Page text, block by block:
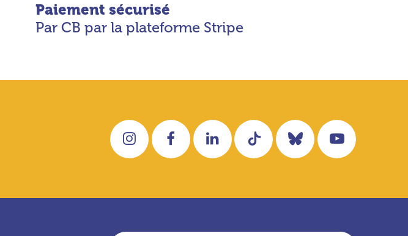
Paiement sécurisé
Par CB par la plateforme Stripe
InstagramFacebookLinkedInTiktokBlueskyYouTube